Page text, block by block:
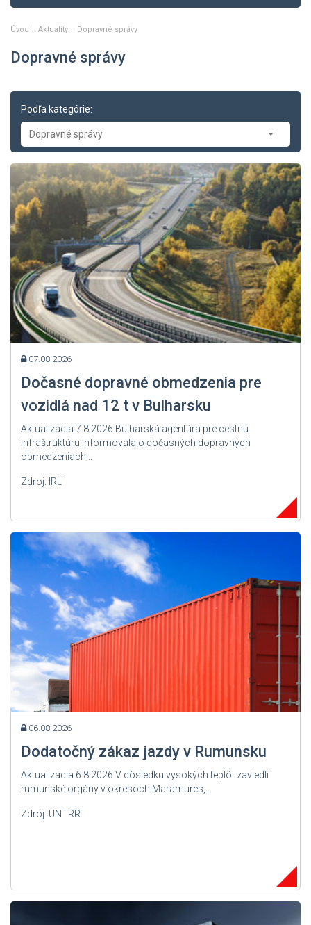
Úvod Aktuality Dopravné správy
Dopravné správy
Podľa kategórie:
Dopravné správy
Aktuality
-- Tlačové správy
-- Zasadnutia
-- Oznamy
-- Dopravné správy
-- Príklady z právnej praxe
07.08.2026
Dočasné dopravné obmedzenia pre
vozidlá nad 12 t v Bulharsku
Aktualizácia 7.8.2026 Bulharská agentúra pre cestnú
infraštruktúru informovala o dočasných dopravných
obmedzeniach...
Zdroj: IRU
06.08.2026
Dodatočný zákaz jazdy v Rumunsku
Aktualizácia 6.8.2026 V dôsledku vysokých teplôt zaviedli
rumunské orgány v okresoch Maramures,...
Zdroj: UNTRR